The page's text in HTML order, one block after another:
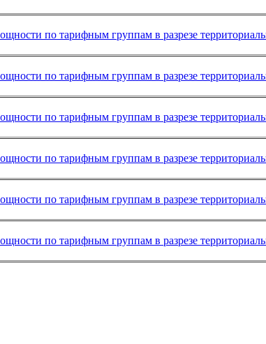
по тарифным группам в разрезе
по тарифным группам в разрезе
по тарифным группам в разрезе
по тарифным группам в разрезе
по тарифным группам в разрезе
по тарифным группам в разрезе